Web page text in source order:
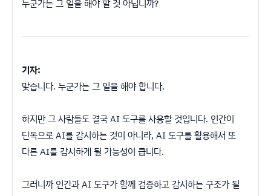
누군가는 그 일을 해야 할 것 아닙니까?
기자:
맞습니다. 누군가는 그 일을 해야 합니다.
하지만 그 사람들도 결국 AI 도구를 사용할 것입니다. 인간이
단독으로 AI를 감시하는 것이 아니라, AI 도구를 활용해서 또
다른 AI를 감시하게 될 가능성이 큽니다.
그러니까 인간과 AI 도구가 함께 검증하고 감시하는 구조가 될